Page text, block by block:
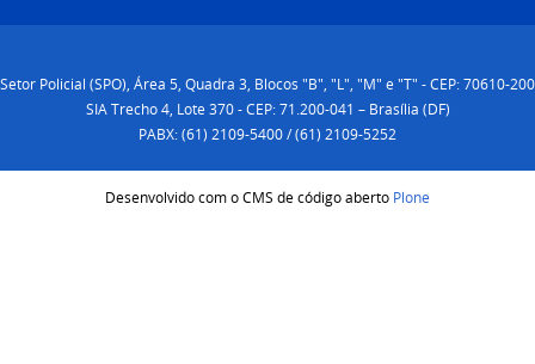
Setor Policial (SPO), Área 5, Quadra 3, Blocos "B", "L", "M" e "T" - CEP: 70610-200
SIA Trecho 4, Lote 370 - CEP: 71.200-041 – Brasília (DF)
PABX: (61) 2109-5400 / (61) 2109-5252
Desenvolvido com o CMS de código aberto Plone